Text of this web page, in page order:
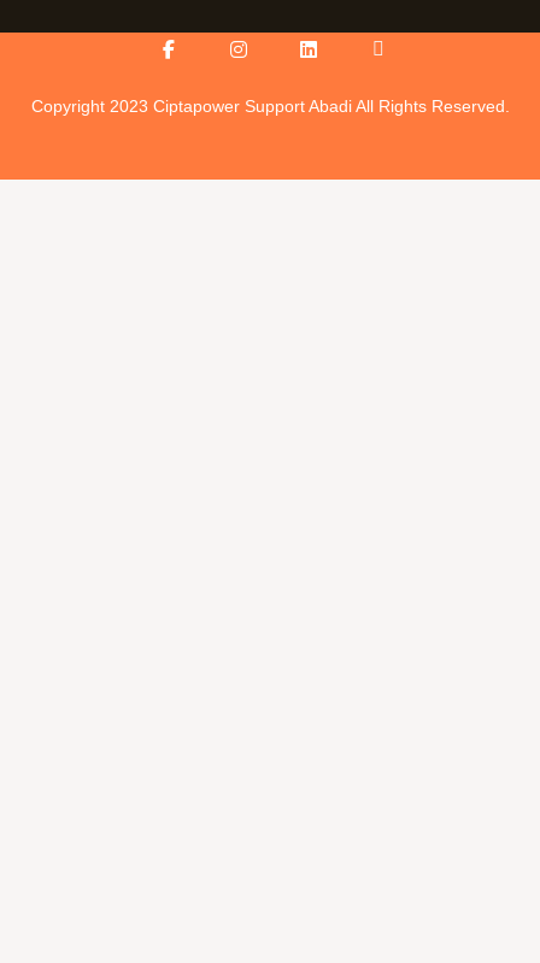
Facebook-
f
InstagramLinkedinIcon-
youtube-
Copyright 2023 Ciptapower Support Abadi All Rights Reserved.